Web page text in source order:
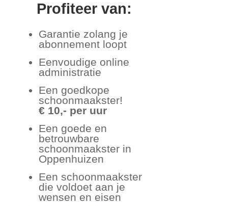
Profiteer van:
Garantie zolang je
abonnement loopt
Eenvoudige online
administratie
Een goedkope
schoonmaakster!
€ 10,- per uur
Een goede en
betrouwbare
schoonmaakster in
Oppenhuizen
Een schoonmaakster
die voldoet aan je
wensen en eisen